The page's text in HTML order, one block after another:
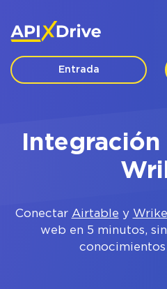
Entrada
Conectar Airtable y Wrike
web en 5 minutos,
conocimientos